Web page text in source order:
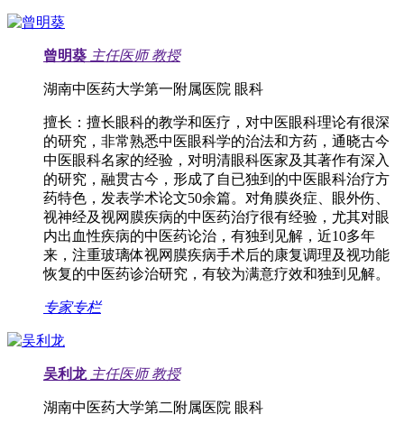
曾明葵 主任医师 教授
湖南中医药大学第一附属医院 眼科
擅长： 擅长眼科的教学和医疗，对中医眼科理论有很深
的研究，非常熟悉中医眼科学的治法和方药，通晓古今
中医眼科名家的经验，对明清眼科医家及其著作有深入
的研究，融贯古今，形成了自已独到的中医眼科治疗方
药特色，发表学术论文50余篇。对角膜炎症、眼外伤、
视神经及视网膜疾病的中医药治疗很有经验，尤其对眼
内出血性疾病的中医药论治，有独到见解，近10多年
来，注重玻璃体视网膜疾病手术后的康复调理及视功能
恢复的中医药诊治研究，有较为满意疗效和独到见解。
专家专栏
吴利龙 主任医师 教授
湖南中医药大学第二附属医院 眼科